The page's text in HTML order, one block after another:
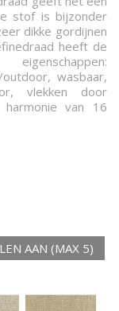
stof is bijzonder
dikke gordijnen
heeft de
wasbaar,
vlekken door
van 16
AAN (MAX 5)